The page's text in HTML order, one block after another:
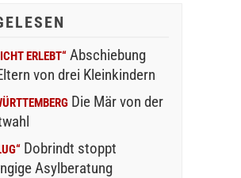
ERLEBT“ Abschiebung
von drei Kleinkindern
Die Mär von der
Dobrindt stoppt
Asylberatung